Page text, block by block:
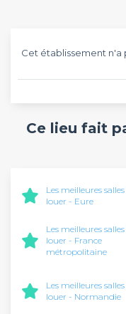
Cet établissement n'a
Ce lieu fait
Les meilleures salles
louer - Eure
Les meilleures salles
louer - France
métropolitaine
Les meilleures salles
louer - Normandie